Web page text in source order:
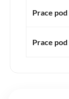
Prace
Prace